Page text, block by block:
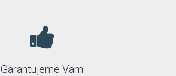
Garantujeme Vám